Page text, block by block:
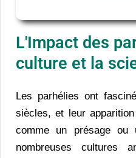
L'Impact des
culture et la
Les parhélies ont
siècles, et leur
comme un présage
nombreuses cultures